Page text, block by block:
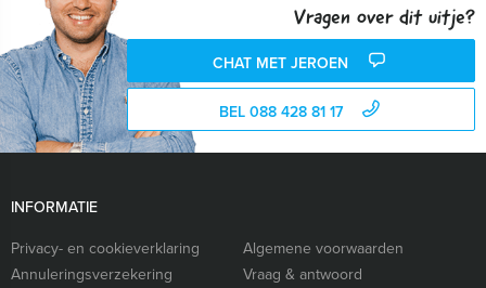
Vragen over dit uitje?
CHAT MET JEROEN
BEL 088 428 81 17
INFORMATIE
Privacy- en cookieverklaring
Algemene voorwaarden
Annuleringsverzekering
Vraag & antwoord